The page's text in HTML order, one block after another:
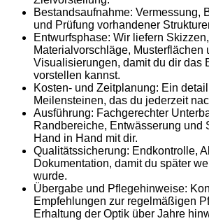
Bestandsaufnahme: Vermessung,
und Prüfung vorhandener
Entwurfsphase: Wir liefern Skizzen,
Materialvorschläge, Musterflächen
Visualisierungen, damit du dir das
vorstellen kannst.
Kosten- und Zeitplanung: Ein
Meilensteinen, das du jederzeit
Ausführung: Fachgerechter
Randbereiche, Entwässerung und
Hand in Hand mit dir.
Qualitätssicherung: Endkontrolle,
Dokumentation, damit du später
wurde.
Übergabe und Pflegehinweise:
Empfehlungen zur regelmäßigen
Erhaltung der Optik über Jahre